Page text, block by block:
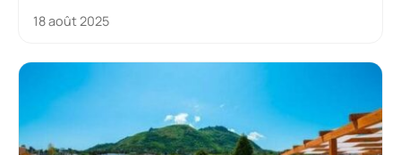
18 août 2025